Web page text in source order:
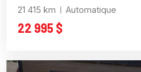
21 415 km Automatique
22 995 $